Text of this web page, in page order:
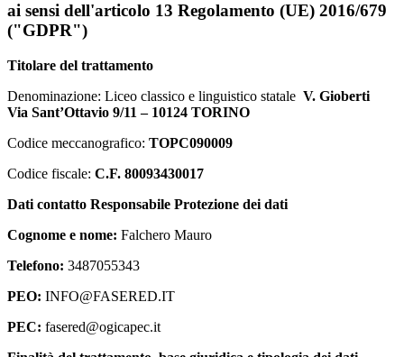
ai sensi dell'articolo 13 Regolamento (UE) 2016/679
("GDPR")
Titolare del trattamento
Denominazione: Liceo classico e linguistico statale V. Gioberti
Via Sant’Ottavio 9/11 – 10124 TORINO
Codice meccanografico: TOPC090009
Codice fiscale: C.F. 80093430017
Dati contatto Responsabile Protezione dei dati
Cognome e nome: Falchero Mauro
Telefono: 3487055343
PEO: INFO@FASERED.IT
PEC: fasered@ogicapec.it